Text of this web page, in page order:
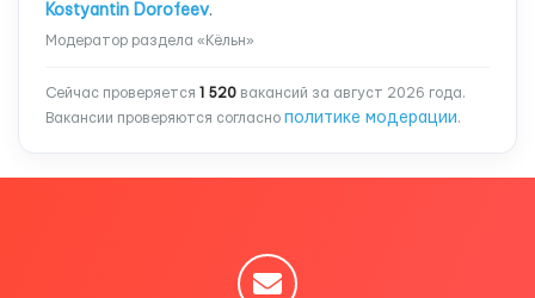
Kostyantin Dorofeev.
Модератор раздела «Кёльн»
Сейчас проверяется 1 520 вакансий за август 2026 года.
Вакансии проверяются согласно политике модерации.